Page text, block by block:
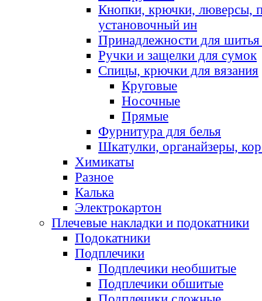
Кнопки, крючки, люверсы,
установочный ин
Принадлежности для шитья
Ручки и защелки для сумок
Спицы, крючки для вязания
Круговые
Носочные
Прямые
Фурнитура для белья
Шкатулки, органайзеры,
Химикаты
Разное
Калька
Электрокартон
Плечевые накладки и подокатники
Подокатники
Подплечики
Подплечики необшитые
Подплечики обшитые